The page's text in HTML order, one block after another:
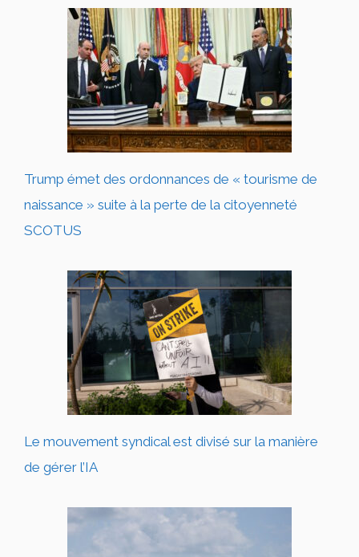
Trump émet des ordonnances de « tourisme de
naissance » suite à la perte de la citoyenneté
SCOTUS
Le mouvement syndical est divisé sur la manière
de gérer l’IA